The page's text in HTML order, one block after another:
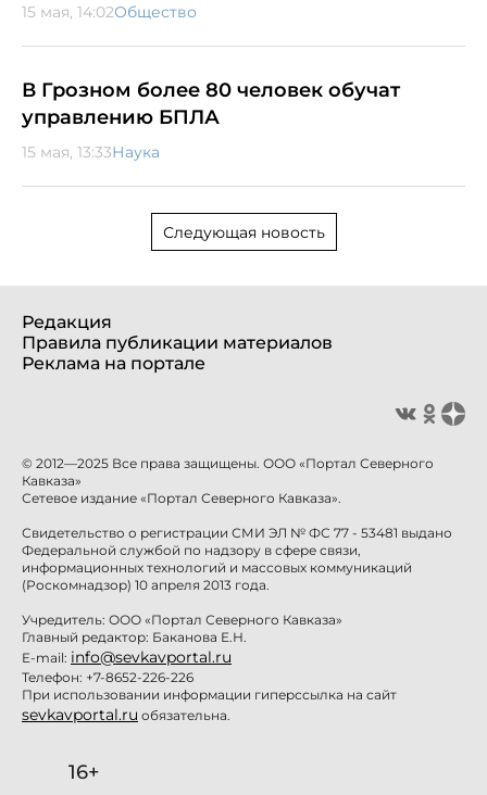
15 мая, 14:02Общество
В Грозном более 80 человек обучат
управлению БПЛА
15 мая, 13:33Наука
Следующая новость
Редакция
Правила публикации материалов
Реклама на портале
© 2012—2025 Все права защищены. ООО «Портал Северного
Кавказа»
Сетевое издание «Портал Северного Кавказа».
Свидетельство о регистрации СМИ ЭЛ № ФС 77 - 53481 выдано
Федеральной службой по надзору в сфере связи,
информационных технологий и массовых коммуникаций
(Роскомнадзор) 10 апреля 2013 года.
Учредитель: ООО «Портал Северного Кавказа»
Главный редактор: Баканова Е.Н.
E-mail: info@sevkavportal.ru
Телефон: +7-8652-226-226
При использовании информации гиперссылка на сайт
sevkavportal.ru обязательна.
16+